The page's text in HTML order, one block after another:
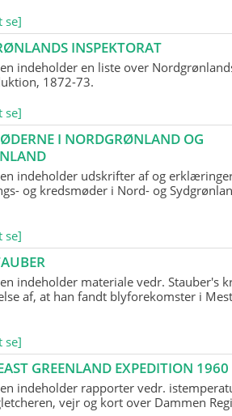
se]
INSPEKTORAT
indeholder en liste over
1872-73.
se]
I NORDGRØNLAND OG
indeholder udskrifter af og
og kredsmøder i Nord- og
se]
indeholder materiale vedr. Stauber's
af, at han fandt blyforekomster i
se]
GREENLAND EXPEDITION 1960
indeholder rapporter vedr.
vejr og kort over Dammen